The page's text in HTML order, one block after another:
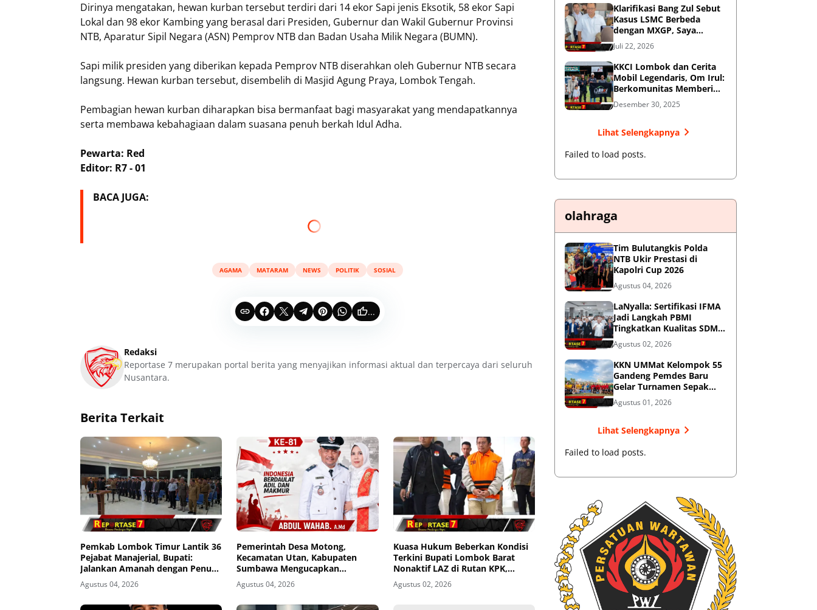
Dirinya mengatakan, hewan kurban tersebut terdiri dari 14 ekor Sapi jenis Eksotik, 58 ekor Sapi
Lokal dan 98 ekor Kambing yang berasal dari Presiden, Gubernur dan Wakil Gubernur Provinsi
NTB, Aparatur Sipil Negara (ASN) Pemprov NTB dan Badan Usaha Milik Negara (BUMN).
Sapi milik presiden yang diberikan kepada Pemprov NTB diserahkan oleh Gubernur NTB secara
langsung. Hewan kurban tersebut, disembelih di Masjid Agung Praya, Lombok Tengah.
Pembagian hewan kurban diharapkan bisa bermanfaat bagi masyarakat yang mendapatkannya
serta membawa kebahagiaan dalam suasana penuh berkah Idul Adha.
Pewarta: Red
Editor: R7 - 01
BACA JUGA:
AGAMA MATARAM NEWS POLITIK SOSIAL
...
Redaksi
Reportase 7 merupakan portal berita yang menyajikan informasi aktual dan terpercaya dari seluruh
Nusantara.
Berita Terkait
Pemkab Lombok Timur Lantik 36
Pejabat Manajerial, Bupati:
Jalankan Amanah dengan Penuh
Tanggung Jawab
Agustus 04, 2026
Pemerintah Desa Motong,
Kecamatan Utan, Kabupaten
Sumbawa Mengucapkan
Dirgahayu Republik Indonesia ke-
81
Agustus 04, 2026
Kuasa Hukum Beberkan Kondisi
Terkini Bupati Lombok Barat
Nonaktif LAZ di Rutan KPK,
Pasrah dan Kooperatif
Agustus 02, 2026
Klarifikasi Bang Zul Sebut
Kasus LSMC Berbeda
dengan MXGP, Saya
Dipanggil Sebagai Saksi
Juli 22, 2026
KKCI Lombok dan Cerita
Mobil Legendaris, Om Irul:
Berkomunitas Memberi
Manfaat dan Membangun
Imej Positif
Desember 30, 2025
Lihat Selengkapnya
Failed to load posts.
olahraga
Tim Bulutangkis Polda
NTB Ukir Prestasi di
Kapolri Cup 2026
Agustus 04, 2026
LaNyalla: Sertifikasi IFMA
Jadi Langkah PBMI
Tingkatkan Kualitas SDM
Muaythai
Agustus 02, 2026
KKN UMMat Kelompok 55
Gandeng Pemdes Baru
Gelar Turnamen Sepak
Bola
Agustus 01, 2026
Lihat Selengkapnya
Failed to load posts.